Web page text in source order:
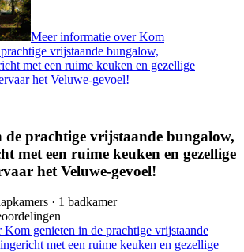
Meer informatie over Kom
vrijstaande bungalow,
met een ruime keuken en gezellige
het Veluwe-gevoel!
de prachtige vrijstaande bungalow,
met een ruime keuken en gezellige
het Veluwe-gevoel!
· 1 badkamer
genieten in de prachtige vrijstaande
met een ruime keuken en gezellige